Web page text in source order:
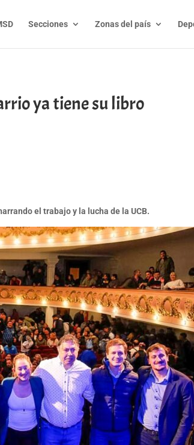
Secciones Zonas del país
ya tiene su libro
el trabajo y la lucha de la UCB.